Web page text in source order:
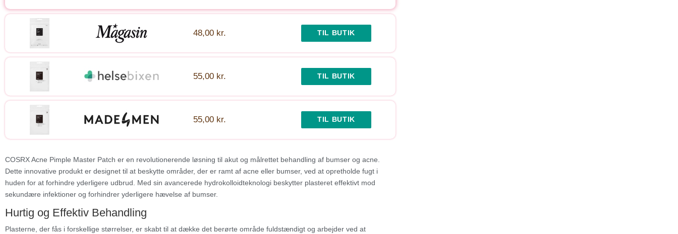
48,00 kr. TIL BUTIK
55,00 kr. TIL BUTIK
55,00 kr. TIL BUTIK
COSRX Acne Pimple Master Patch er en revolutionerende løsning til akut og målrettet behandling af bumser og acne.
Dette innovative produkt er designet til at beskytte områder, der er ramt af acne eller bumser, ved at opretholde fugt i
huden for at forhindre yderligere udbrud. Med sin avancerede hydrokolloidteknologi beskytter plasteret effektivt mod
sekundære infektioner og forhindrer yderligere hævelse af bumser.
Hurtig og Effektiv Behandling
Plasterne, der fås i forskellige størrelser, er skabt til at dække det berørte område fuldstændigt og arbejder ved at